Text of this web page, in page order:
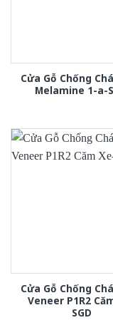
Cửa Gỗ Chống
Melamine 1-a-
Cửa Gỗ Chống
Veneer P1R2
SGD